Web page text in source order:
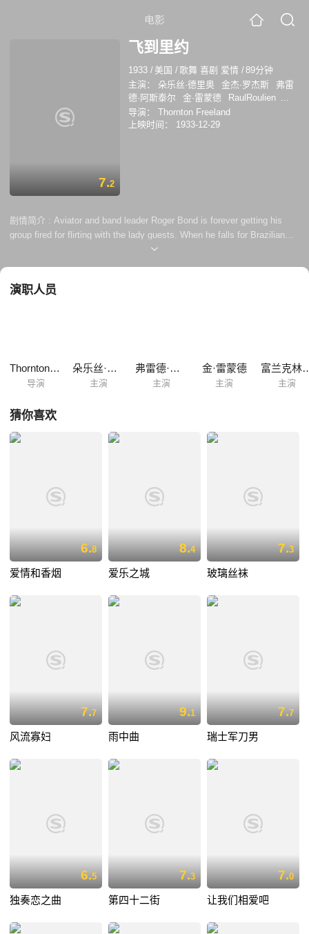
电影
7.2
飞到里约
1933 / 美国 /歌舞 喜剧 爱情 /89分钟
主演：
朵乐丝·德里奥 金杰·罗杰斯
弗雷
德·阿斯泰尔
金·雷蒙德
RaulRoulien
Raul Roulien
保罗·波尔卡西
伯恩
Margaret Nearing
导演：
Thornton Freeland
上映时间：
1933-12-29
剧情简介 : Aviator and band leader Roger Bond is forever getting his
group fired for flirting with the lady guests. When he falls for Brazilian
beauty Belinha de Rezende it appears to be for real, even though she is
a mechanical breakdown and force...
演职人员
Thornton Freeland
导演
朵乐丝·德里奥
主演
弗雷德·阿斯泰尔
主演
金·雷蒙德
主演
富兰克
主演
猜你喜欢
6.8
爱情和香烟
8.4
爱乐之城
7.3
玻璃丝袜
7.7
风流寡妇
9.1
雨中曲
7.7
瑞士军刀男
6.5
独奏恋之曲
7.3
第四十二街
7.0
让我们相爱吧